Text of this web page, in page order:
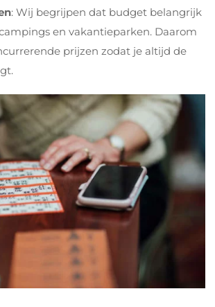
: Wij begrijpen dat budget belangrijk
en vakantieparken. Daarom
prijzen zodat je altijd de